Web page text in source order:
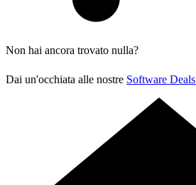
Non hai ancora trovato nulla?
Dai un'occhiata alle nostre Software Deals